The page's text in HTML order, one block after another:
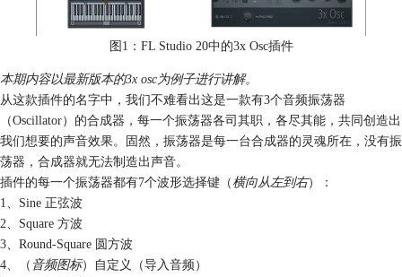
图1：FL Studio 20中的3x Osc插件
本期内容以最新版本的3x osc为例子进行讲解。
从这款插件的名字中，我们不难看出这是一款有3个音频振荡器
（Oscillator）的合成器，每一个振荡器各司其职，各尽其能，共同创造出
我们想要的声音效果。固然，振荡器是每一台合成器的灵魂所在，没有振
荡器，合成器就无法制造出声音。
插件的每一个振荡器都有7个波形选择键（横向从左到右）：
1、Sine 正弦波
2、Square 方波
3、Round-Square 圆方波
4、（ 音频图标）自定义（导入音频）